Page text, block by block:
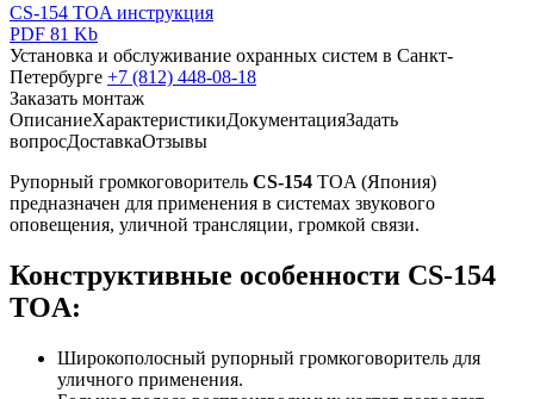
CS-154 TOA инструкция
PDF 81 Kb
Установка и обслуживание охранных систем в Санкт-
Петербурге +7 (812) 448-08-18
Заказать монтаж
ОписаниеХарактеристикиДокументацияЗадать
вопросДоставкаОтзывы
Рупорный громкоговоритель CS-154 TOA (Япония)
предназначен для применения в системах звукового
оповещения, уличной трансляции, громкой связи.
Конструктивные особенности CS-154
TOA:
Широкополосный рупорный громкоговоритель для
уличного применения.